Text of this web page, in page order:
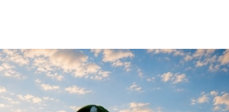
vadība, Eiropas Savienības pārstāvji,
galvenie partneri, kas ir valsts iestādes
abpusēju interesi par turpmāku
ievērot kopīgās prioritātes un
vadības mehānisms valsts līmenī, kas